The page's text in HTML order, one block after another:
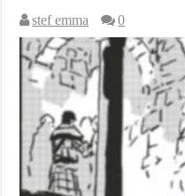
stef emma
0